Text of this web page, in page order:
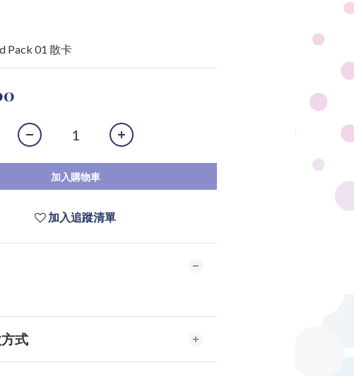
Pack 01 散卡
加入購物車
加入追蹤清單
式